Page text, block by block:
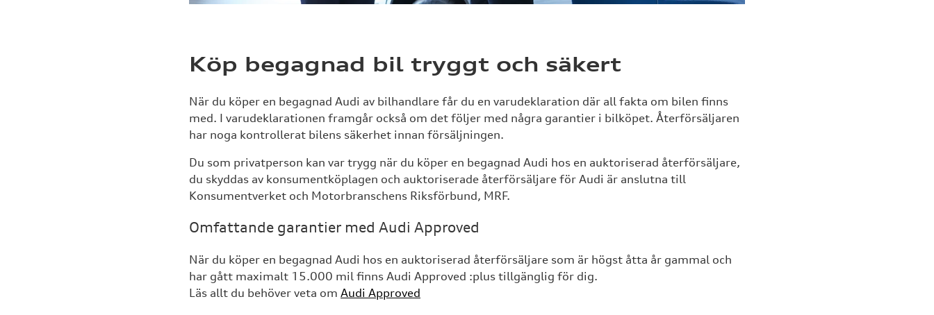
Köp begagnad bil tryggt och säkert
När du köper en begagnad Audi av bilhandlare får du en varudeklaration där all fakta om bilen finns
med. I varudeklarationen framgår också om det följer med några garantier i bilköpet. Återförsäljaren
har noga kontrollerat bilens säkerhet innan försäljningen.
Du som privatperson kan var trygg när du köper en begagnad Audi hos en auktoriserad återförsäljare,
du skyddas av konsumentköplagen och auktoriserade återförsäljare för Audi är anslutna till
Konsumentverket och Motorbranschens Riksförbund, MRF.
Omfattande garantier med Audi Approved
När du köper en begagnad Audi hos en auktoriserad återförsäljare som är högst åtta år gammal och
har gått maximalt 15.000 mil finns Audi Approved :plus tillgänglig för dig.
Läs allt du behöver veta om Audi Approved